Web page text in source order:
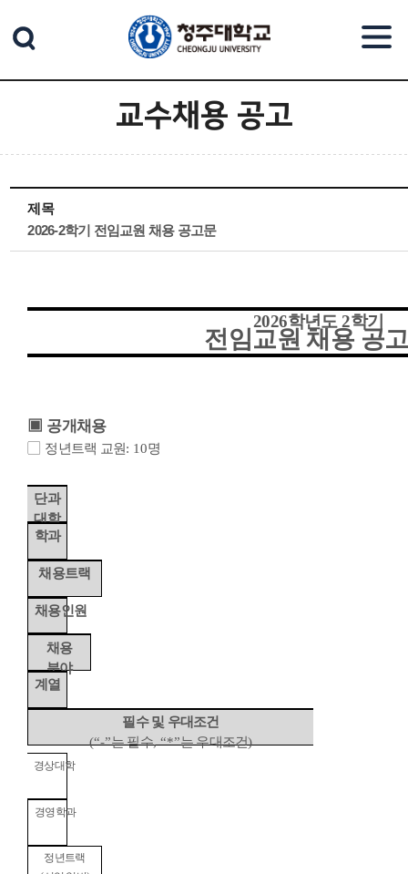
교수채용 공고
제목
2026-2학기 전임교원 채용 공고문
2026학년도2학기
전임교원 채용 공
▣ 공개채용
정년트랙 교원: 10명
단과
대학
학과
채용트랙
채용인원
채용
분야
계열
필수 및 우대조건
(“-”는 필수, “*”는 우대조건)
경상대학
경영학과
정년트랙